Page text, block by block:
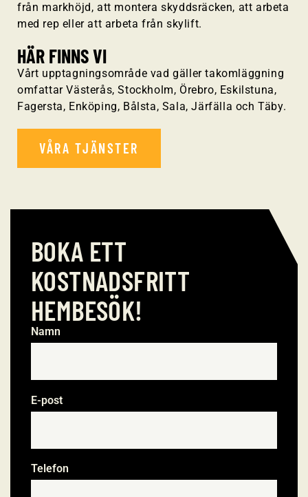
från markhöjd, att montera skyddsräcken, att arbeta
med rep eller att arbeta från skylift.
HÄR FINNS VI
Vårt upptagningsområde vad gäller takomläggning
omfattar Västerås, Stockholm, Örebro, Eskilstuna,
Fagersta, Enköping, Bålsta, Sala, Järfälla och Täby.
VÅRA TJÄNSTER
BOKA ETT
KOSTNADSFRITT
HEMBESÖK!
Namn
E-post
Telefon